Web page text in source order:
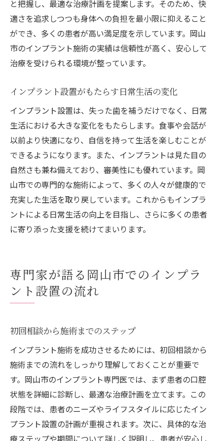
専門家によるアフターケアと相談窓口
岡山市でのインプラント選び専門家が提案する
最適な方法
専門医によるインプラント選びの基準
岡山市での最適なインプラント選択の流れ
信頼できるインプラントクリニックの見極
個々の状況に応じたインプラント選び
コストと効果を考慮した選択ポイント
専門家が教える失敗しないインプラント選
び
と把握し、最適な治療計画を提案します。そのため、快
適さを追求しつつも身体への負担を最小限に抑えること
ができ、多くの患者が高い満足度を示しています。岡山
市のインプラント施術の実績は信頼性が高く、安心して
治療を受けられる環境が整っています。
インプラント設置がもたらす日常生活の変化
インプラント設置は、失った歯を補うだけでなく、日常
生活における大きな変化をもたらします。食事や会話が
以前より快適になり、自信を持って生活を楽しむことが
できるようになります。また、インプラントは見た目の
自然さも兼ね備えており、審美性にも優れています。岡
山市での専門的な施術によって、多くの人々が健康的で
充実した生活を取り戻しています。これからもインプラ
ントによる日常生活の向上を目指し、さらに多くの患者
に寄り添った支援を続けてまいります。
専門家が語る岡山市でのインプラ
ント設置の流れ
初回相談から施術までのステップ
インプラント施術を成功させるためには、初回相談から
施術までの流れをしっかり理解しておくことが重要で
す。岡山市のインプラント専門医では、まず患者の口腔
状態を詳細に診断し、最適な治療計画を立てます。この
段階では、患者のニーズやライフスタイルに応じたイン
プラント設置の計画が重視されます。次に、具体的な治
療ステップや期間について詳しく説明し、患者が安心し